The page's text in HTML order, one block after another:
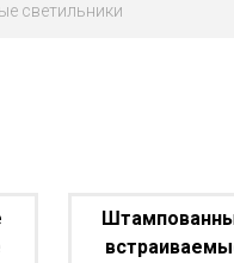
светильники